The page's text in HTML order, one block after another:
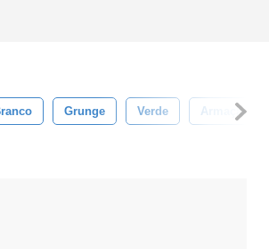
Grunge Verde Armação